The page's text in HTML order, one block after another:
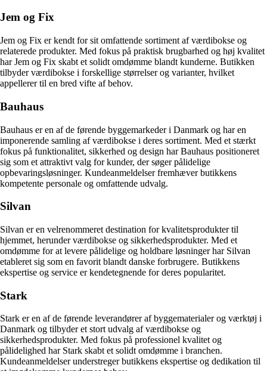
Jem og Fix
Jem og Fix er kendt for sit omfattende sortiment af værdibokse og
relaterede produkter. Med fokus på praktisk brugbarhed og høj kvalitet
har Jem og Fix skabt et solidt omdømme blandt kunderne. Butikken
tilbyder værdibokse i forskellige størrelser og varianter, hvilket
appellerer til en bred vifte af behov.
Bauhaus
Bauhaus er en af de førende byggemarkeder i Danmark og har en
imponerende samling af værdibokse i deres sortiment. Med et stærkt
fokus på funktionalitet, sikkerhed og design har Bauhaus positioneret
sig som et attraktivt valg for kunder, der søger pålidelige
opbevaringsløsninger. Kundeanmeldelser fremhæver butikkens
kompetente personale og omfattende udvalg.
Silvan
Silvan er en velrenommeret destination for kvalitetsprodukter til
hjemmet, herunder værdibokse og sikkerhedsprodukter. Med et
omdømme for at levere pålidelige og holdbare løsninger har Silvan
etableret sig som en favorit blandt danske forbrugere. Butikkens
ekspertise og service er kendetegnende for deres popularitet.
Stark
Stark er en af de førende leverandører af byggematerialer og værktøj i
Danmark og tilbyder et stort udvalg af værdibokse og
sikkerhedsprodukter. Med fokus på professionel kvalitet og
pålidelighed har Stark skabt et solidt omdømme i branchen.
Kundeanmeldelser understreger butikkens ekspertise og dedikation til